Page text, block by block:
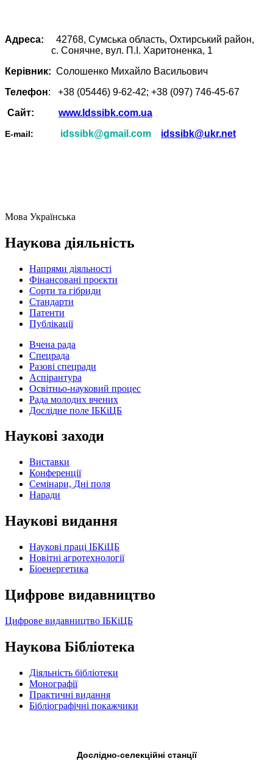
Адреса: 42768, Сумська область, Охтирський район,
c. Сонячне, вул. П.І. Харитоненка, 1
Керівник: Солошенко Михайло Васильович
Телефон: +38 (05446) 9-62-42; +38 (097) 746-45-67
Сайт: www.Idssibk.com.ua
Е-mail: idssibk@gmail.com idssibk@ukr.net
Мова Українська
Наукова діяльність
Напрями діяльності
Фінансовані проєкти
Сорти та гібриди
Стандарти
Патенти
Публікації
Вчена рада
Спецрада
Разові спецради
Аспірантура
Освітньо-науковий процес
Рада молодих вчених
Дослідне поле ІБКіЦБ
Наукові заходи
Виставки
Конференції
Семінари, Дні поля
Наради
Наукові видання
Наукові праці ІБКіЦБ
Новітні агротехнології
Бiоенергетика
Цифрове видавництво
Цифрове видавництво ІБКіЦБ
Наукова Бібліотека
Діяльність бібліотеки
Монографії
Практичні видання
Бібліографічні покажчики
Дослідно-селекційні станції